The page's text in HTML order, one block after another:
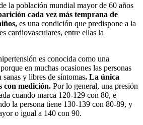
la población mundial mayor de 60 años
cada vez más temprana de
es una condición que predispone a la
cardiovasculares, entre ellas la
es conocida como una
en muchas ocasiones las personas
sanas y libres de síntomas. La única
con medición. Por lo general, una presión
cuando marca 120-129 con 80, e
la persona tiene 130-139 con 80-89, y
o igual a 140 con 90.